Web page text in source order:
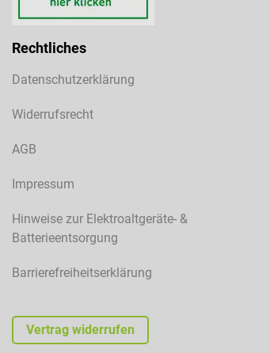
Rechtliches
Datenschutzerklärung
Widerrufsrecht
AGB
Impressum
Hinweise zur Elektroaltgeräte- &
Batterieentsorgung
Barrierefreiheitserklärung
Vertrag widerrufen